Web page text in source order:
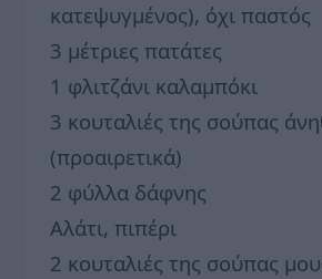
κατεψυγμένος), όχι παστός
3 μέτριες πατάτες
1 φλιτζάνι καλαμπόκι
3 κουταλιές της σούπας
(προαιρετικά)
2 φύλλα δάφνης
Αλάτι, πιπέρι
2 κουταλιές της σούπας